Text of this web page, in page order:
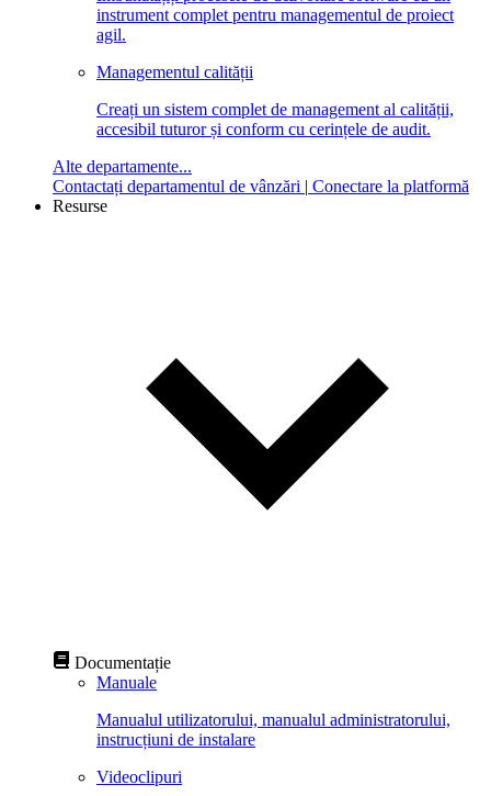
instrument complet pentru managementul de proiect
agil.
Managementul calității
Creați un sistem complet de management al calității,
accesibil tuturor și conform cu cerințele de audit.
Alte departamente...
Contactați departamentul de vânzări | Conectare la platformă
Resurse
Documentație
Manuale
Manualul utilizatorului, manualul administratorului,
instrucțiuni de instalare
Videoclipuri